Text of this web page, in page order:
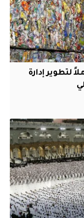
لتطوير إدارة